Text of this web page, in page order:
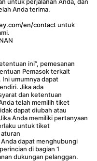
Anda terima.
en/contact untuk
Pemasok terkait
Ini umumnya dapat
Jika ada
dan ketentuan
telah memilih tiket
dapat diubah atau
Anda memiliki pertanyaan
untuk tiket
dapat menghubungi
di bagian 1
dukungan pelanggan.